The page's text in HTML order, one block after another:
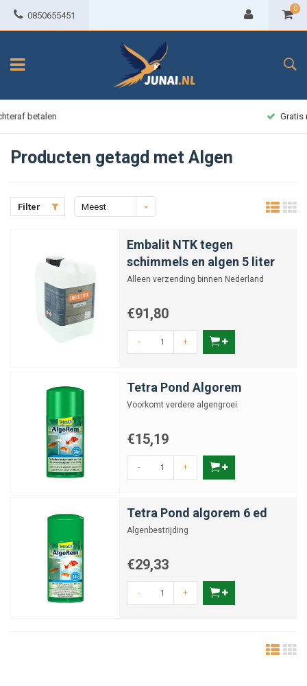
0850655451
0
Producten getagd met Algen
Filter
Meest
Embalit NTK tegen
schimmels en algen 5 liter
Alleen verzending binnen Nederland
€91,80
- +
Tetra Pond Algorem
Voorkomt verdere algengroei
€15,19
- +
Tetra Pond algorem 6 ed
Algenbestrijding
€29,33
- +